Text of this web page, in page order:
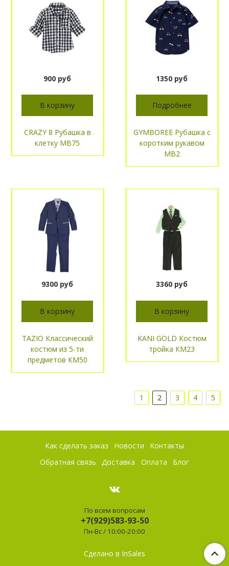
900 руб
В корзину
CRAZY 8 Рубашка в
клетку МВ75
1350 руб
Подробнее
GYMBOREE Рубашка с
коротким рукавом
МВ2
9300 руб
В корзину
TAZIO Классический
костюм из 5-ти
предметов КМ50
3360 руб
В корзину
KANI GOLD Костюм
тройка КМ23
1 2 3 4 5
Как сделать заказ Новости
Контакты
Обратная связь
Доставка Оплата Блог
По всем вопросам
+7(929)583-93-50
Пн-Вс / 10:00-20:00
Сделано в InSales